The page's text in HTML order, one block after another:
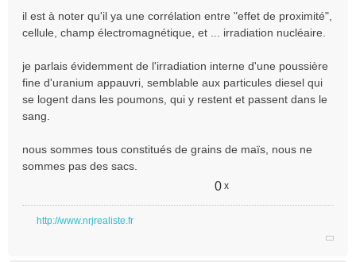
il est à noter qu'il ya une corrélation entre "effet de proximité",
cellule, champ électromagnétique, et ... irradiation nucléaire.
je parlais évidemment de l'irradiation interne d'une poussière
fine d'uranium appauvri, semblable aux particules diesel qui
se logent dans les poumons, qui y restent et passent dans le
sang.
nous sommes tous constitués de grains de maïs, nous ne
sommes pas des sacs.
0 x
http://www.nrjrealiste.fr